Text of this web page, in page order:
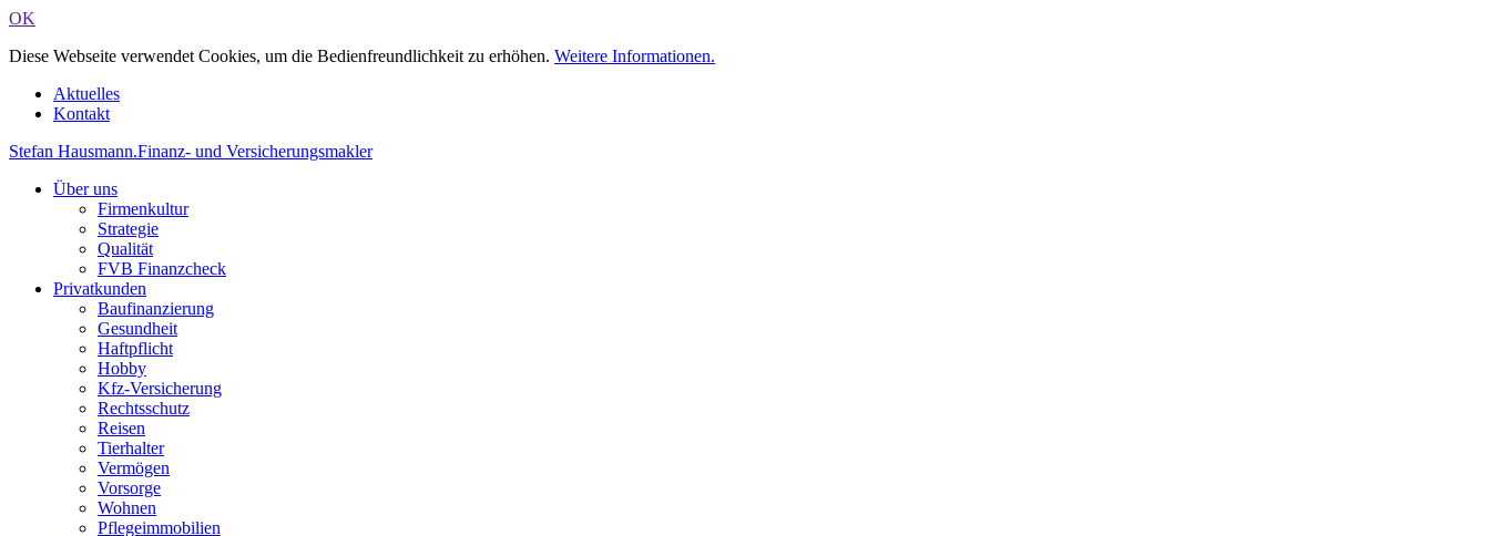
OK
Diese Webseite verwendet Cookies, um die Bedienfreundlichkeit zu erhöhen. Weitere Informationen.
Aktuelles
Kontakt
Stefan Hausmann.Finanz- und Versicherungsmakler
Über uns
Firmenkultur
Strategie
Qualität
FVB Finanzcheck
Privatkunden
Baufinanzierung
Gesundheit
Haftpflicht
Hobby
Kfz-Versicherung
Rechtsschutz
Reisen
Tierhalter
Vermögen
Vorsorge
Wohnen
Pflegeimmobilien